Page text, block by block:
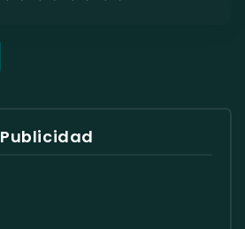
Publicidad